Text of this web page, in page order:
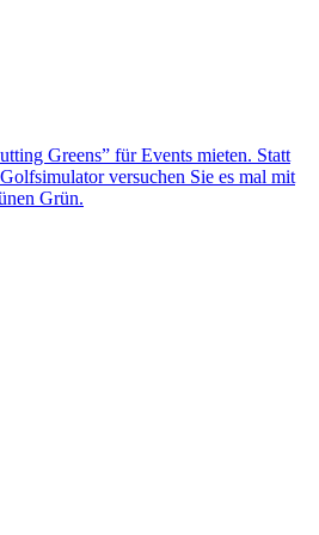
Greens” für Events mieten. Statt
versuchen Sie es mal mit
Grün.